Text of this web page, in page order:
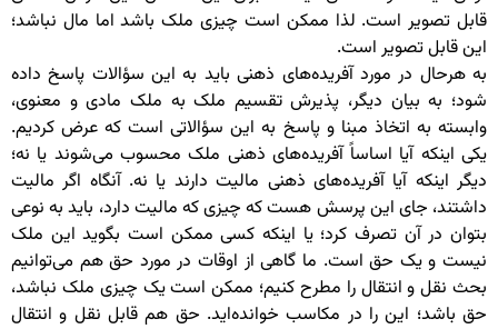
قابل تصویر است. لذا ممکن است چیزی ملک باشد اما مال نباشد؛
این قابل تصویر است.
به هرحال در مورد آفریده‌های ذهنی باید به این سؤالات پاسخ داده
شود؛ به بیان دیگر، پذیرش تقسیم ملک به ملک مادی و معنوی،
وابسته به اتخاذ مبنا و پاسخ به این سؤالاتی است که عرض کردیم.
یکی اینکه آیا اساساً آفریده‌های ذهنی ملک محسوب می‌شوند یا نه؛
دیگر اینکه آیا آفریده‌های ذهنی مالیت دارند یا نه. آنگاه اگر مالیت
داشتند، جای این پرسش هست که چیزی که مالیت دارد، باید به نوعی
بتوان در آن تصرف کرد؛ یا اینکه کسی ممکن است بگوید این ملک
نیست و یک حق است. ما گاهی از اوقات در مورد حق هم می‌توانیم
بحث نقل و انتقال را مطرح کنیم؛ ممکن است یک چیزی ملک نباشد،
حق باشد؛ این را در مکاسب خوانده‌اید. حق هم قابل نقل و انتقال